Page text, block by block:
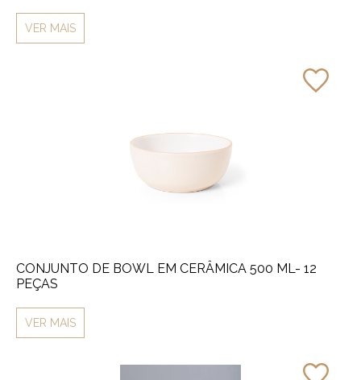
VER MAIS
CONJUNTO DE BOWL EM CERÂMICA 500 ML- 12
PEÇAS
VER MAIS